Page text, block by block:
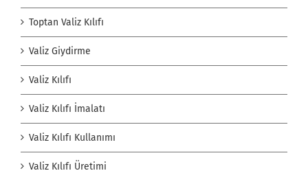
Toptan Valiz Kılıfı
Valiz Giydirme
Valiz Kılıfı
Valiz Kılıfı İmalatı
Valiz Kılıfı Kullanımı
Valiz Kılıfı Üretimi